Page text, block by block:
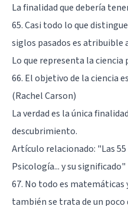
La finalidad que debería
65. Casi todo lo que
siglos pasados es atribuible
Lo que representa la
66. El objetivo de la ciencia
(Rachel Carson)
La verdad es la única
descubrimiento.
Artículo relacionado: "Las
Psicología... y su significado"
67. No todo es
también se trata de un poco